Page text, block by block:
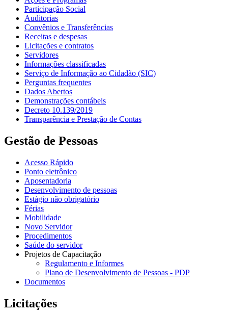
Participação Social
Auditorias
Convênios e Transferências
Receitas e despesas
Licitações e contratos
Servidores
Informações classificadas
Serviço de Informação ao Cidadão (SIC)
Perguntas frequentes
Dados Abertos
Demonstrações contábeis
Decreto 10.139/2019
Transparência e Prestação de Contas
Gestão de Pessoas
Acesso Rápido
Ponto eletrônico
Aposentadoria
Desenvolvimento de pessoas
Estágio não obrigatório
Férias
Mobilidade
Novo Servidor
Procedimentos
Saúde do servidor
Projetos de Capacitação
Regulamento e Informes
Plano de Desenvolvimento de Pessoas - PDP
Documentos
Licitações